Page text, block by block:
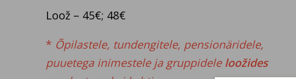
Loož – 45€; 48€
* Õpilastele, tundengitele, pensionäridele,
puuetega inimestele ja gruppideleloožides